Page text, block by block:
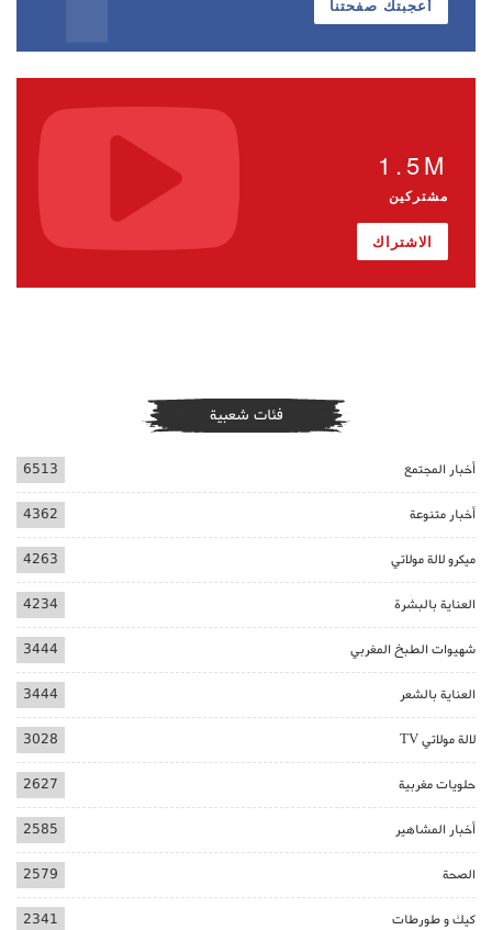
أعجبتك صفحتنا
1.5M
مشتركين
الاشتراك
فئات شعبية
أخبار المجتمع 6513
أخبار متنوعة 4362
ميكرو لالة مولاتي 4263
العناية بالبشرة 4234
شهيوات الطبخ المغربي 3444
العناية بالشعر 3444
لالة مولاتي TV 3028
حلويات مغربية 2627
أخبار المشاهير 2585
الصحة 2579
كيك و طورطات 2341